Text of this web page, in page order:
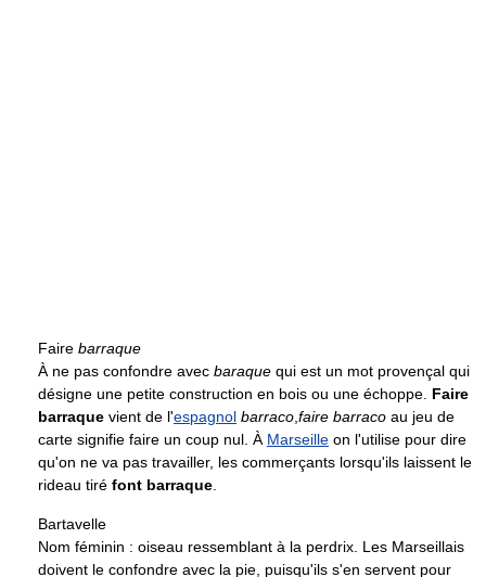
Faire barraque
À ne pas confondre avec baraque qui est un mot provençal qui
désigne une petite construction en bois ou une échoppe. Faire
barraque vient de l'espagnol barraco faire barraco au jeu de
carte signifie faire un coup nul. À Marseille on l'utilise pour dire
qu'on ne va pas travailler, les commerçants lorsqu'ils laissent le
rideau tiré font barraque
Bartavelle
Nom féminin : oiseau ressemblant à la perdrix. Les Marseillais
doivent le confondre avec la pie, puisqu'ils s'en servent pour